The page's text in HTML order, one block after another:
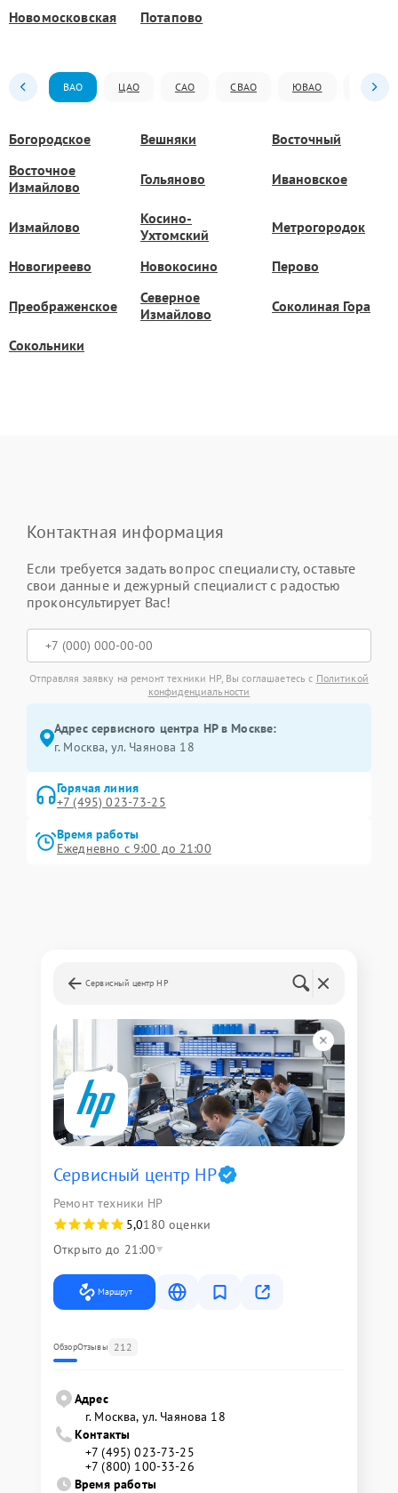
Новомосковская Потапово
ВАО ЦАО САО СВАО ЮВАО ЮАО
Богородское Вешняки
Восточный
Восточное
Измайлово
Гольяново Ивановское
Измайлово
Косино-
Ухтомский
Метрогородок
Новогиреево Новокосино Перово
Преображенское
Северное
Измайлово
Соколиная Гора
Сокольники
Контактная информация
Если требуется задать вопрос специалисту, оставьте
свои данные и дежурный специалист с радостью
проконсультирует Вас!
Отправляя заявку на ремонт техники HP, Вы соглашаетесь с Политикой
конфиденциальности
Адрес сервисного центра HP в Москве:
г. Москва, ул. Чаянова 18
Горячая линия
+7 (495) 023-73-25
Время работы
Ежедневно с 9:00 до 21:00
Сервисный центр HP
Сервисный центр HP
Ремонт техники HP
5,0180 оценки
Открыто до 21:00
Маршрут
ОбзорОтзывы 212
Адрес
г. Москва, ул. Чаянова 18
Контакты
+7 (495) 023-73-25
+7 (800) 100-33-26
Время работы